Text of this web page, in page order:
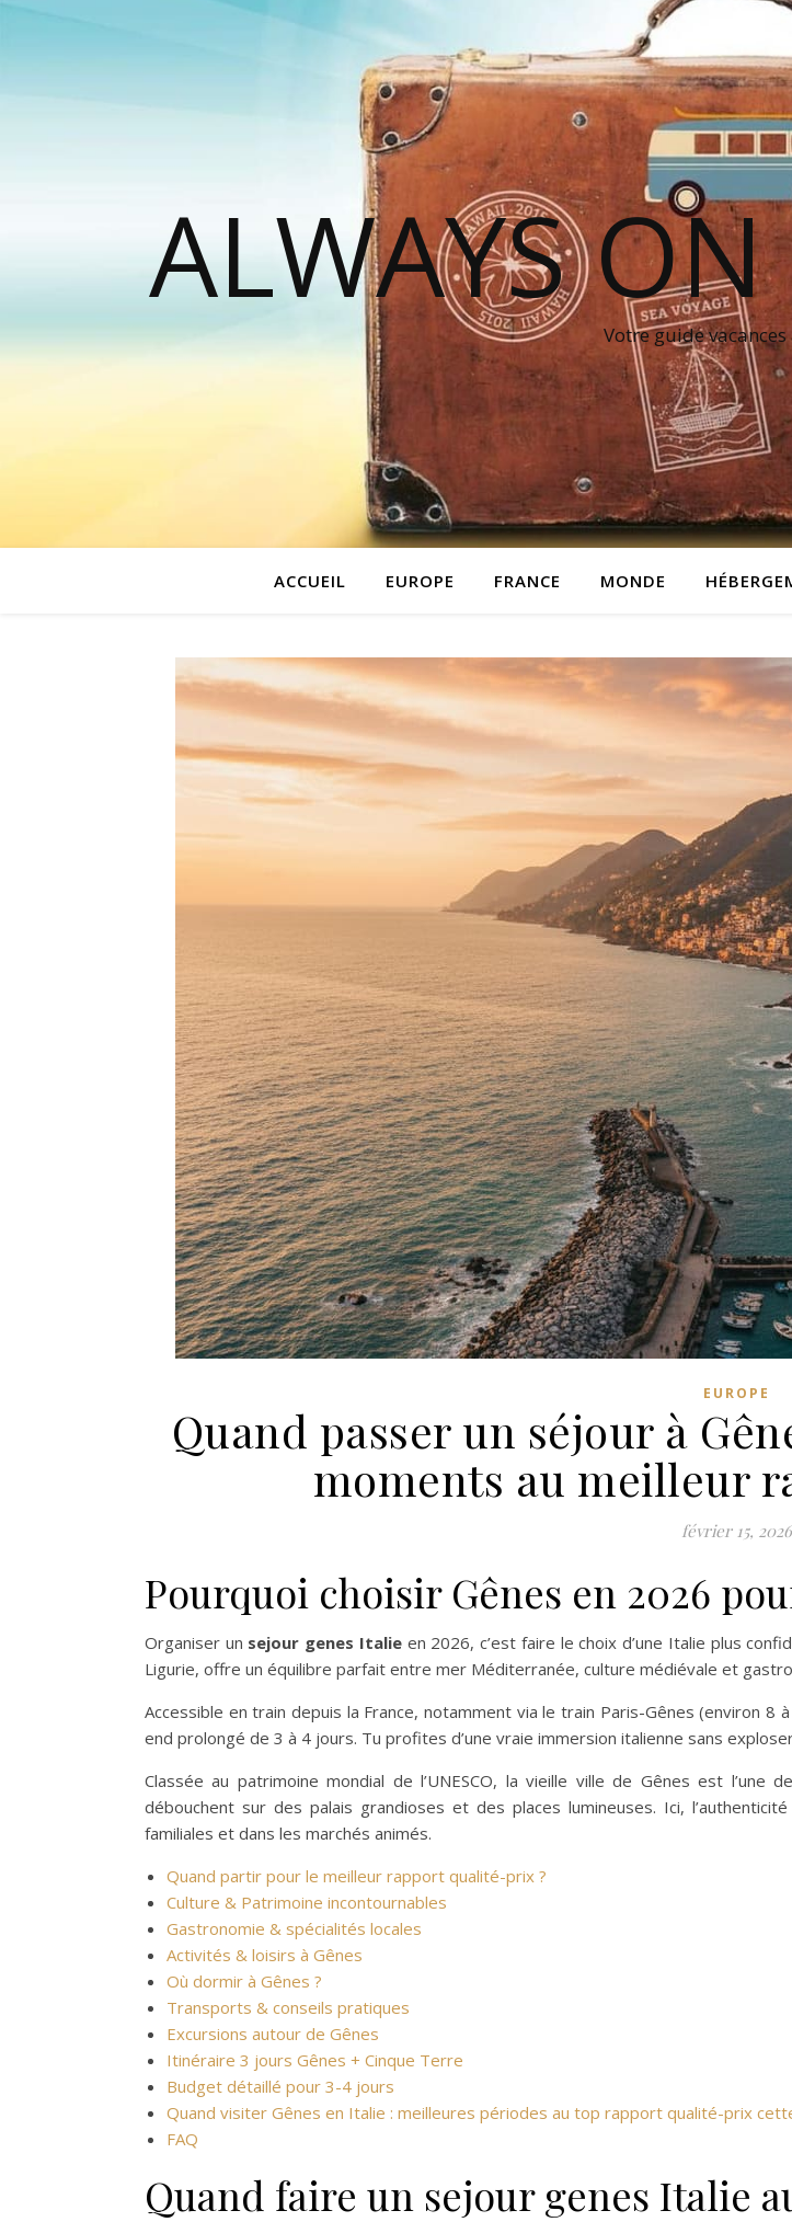
ALWAYS
Votre guide
ACCUEIL EUROPE FRANCE MONDE
EUROPE
Quand passer un séjour à
moments au meilleur
février 15, 2026
Pourquoi choisir Gênes en 2026
Organiser un sejour genes Italieen 2026, c’est faire le choix d’une Italie plus
Ligurie, offre un équilibre parfait entre mer Méditerranée, culture médiévale et
Accessible en train depuis la France, notamment via le train Paris-Gênes (environ
end prolongé de 3 à 4 jours. Tu profites d’une vraie immersion italienne sans
Classée au patrimoine mondial de l’UNESCO, la vieille ville de Gênes est
débouchent sur des palais grandioses et des places lumineuses. Ici,
familiales et dans les marchés animés.
Quand partir pour le meilleur rapport qualité-prix ?
Culture & Patrimoine incontournables
Gastronomie & spécialités locales
Activités & loisirs à Gênes
Où dormir à Gênes ?
Transports & conseils pratiques
Excursions autour de Gênes
Itinéraire 3 jours Gênes + Cinque Terre
Budget détaillé pour 3-4 jours
Quand visiter Gênes en Italie : meilleures périodes au top rapport qualité-prix
FAQ
Quand faire un sejour genes Italie